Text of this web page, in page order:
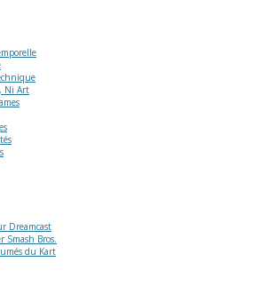
Ni Art
Dreamcast
Smash Bros.
du Kart